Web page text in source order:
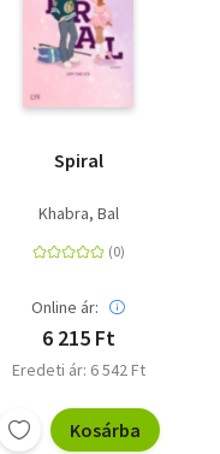
Spiral
Khabra, Bal
Online ár:
6 215 Ft
Eredeti ár: 6 542 Ft
Kosárba